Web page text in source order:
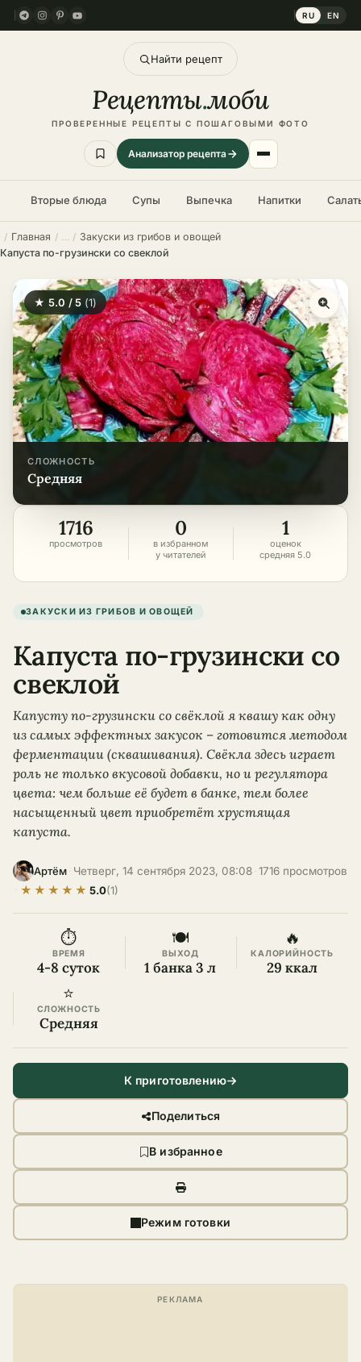
RU EN
Найти рецепт
Рецепты.моби
ПРОВЕРЕННЫЕ РЕЦЕПТЫ С ПОШАГОВЫМИ ФОТО
Анализатор рецепта
Вторые блюда Супы Выпечка Напитки
Главная
Закуски из грибов и овощей
Капуста по-грузински со свеклой
★ 5.0 / 5 (1)
СЛОЖНОСТЬ
средняя
1716
просмотров
0
в избранном
у читателей
1
оценок
средняя 5.0
ЗАКУСКИ ИЗ ГРИБОВ И ОВОЩЕЙ
Капуста по-грузински со
свеклой
Капусту по-грузински со свёклой я квашу как одну
из самых эффектных закусок – готовится методом
ферментации (сквашивания). Свёкла здесь играет
роль не только вкусовой добавки, но и регулятора
цвета: чем больше её будет в банке, тем более
насыщенный цвет приобретёт хрустящая
капуста.
Артём Четверг, 14 сентября 2023, 08:08 1716 просмотров
★ ★ ★ ★ ★ 5.0(1)
⏱
ВРЕМЯ
4-8 суток
🍽
ВЫХОД
1 банка 3 л
🔥
КАЛОРИЙНОСТЬ
29 ккал
⭐
СЛОЖНОСТЬ
Средняя
К приготовлению
Поделиться
В избранное
Режим готовки